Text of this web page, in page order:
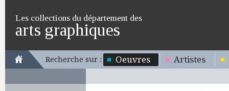
Les collections du département des
arts graphiques
Recherche sur : Oeuvres Artistes